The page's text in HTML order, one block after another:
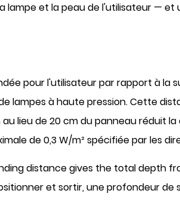
et la peau de l'utilisateur —
pour l'utilisateur par rapport à la
lampes à haute pression. Cette
lieu de 20 cm du panneau réduit la
de 0,3 W/m² spécifiée par les
distance gives the total depth
et sortir, une profondeur de